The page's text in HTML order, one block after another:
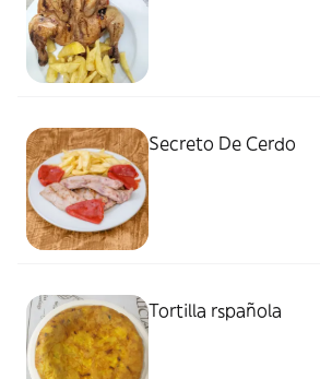
Secreto De Cerdo
Tortilla rspañola